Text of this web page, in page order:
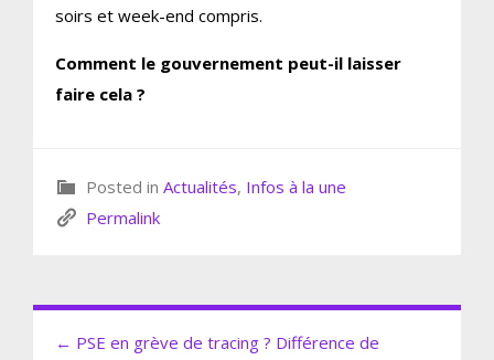
soirs et week-end compris.
Comment le gouvernement peut-il laisser
faire cela ?
Posted in Actualités, Infos à la une
Permalink
← PSE en grève de tracing ? Différence de